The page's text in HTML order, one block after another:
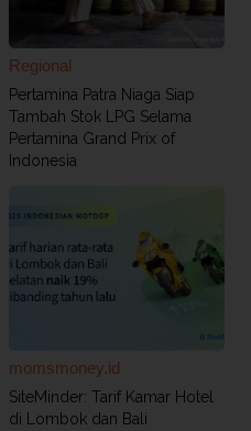
Regional
Pertamina Patra Niaga Siap
Tambah Stok LPG Selama
Pertamina Grand Prix of
Indonesia
momsmoney.id
SiteMinder: Tarif Kamar Hotel
di Lombok dan Bali